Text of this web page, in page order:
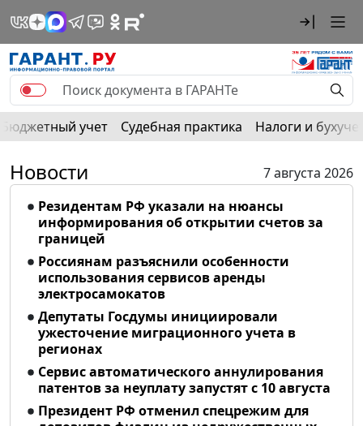
Бюджетный учет Судебная практика Налоги и
Новости
7 августа 2026
Резидентам РФ указали на нюансы
информирования об открытии счетов за
границей
Россиянам разъяснили особенности
использования сервисов аренды
электросамокатов
Депутаты Госдумы инициировали
ужесточение миграционного учета в
регионах
Сервис автоматического аннулирования
патентов за неуплату запустят с 10 августа
Президент РФ отменил спецрежим для